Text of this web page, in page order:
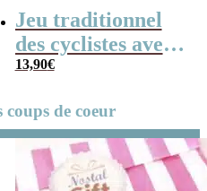
Jeu traditionnel
des cyclistes avec
billes – billes et
13,90€
coups de coeur